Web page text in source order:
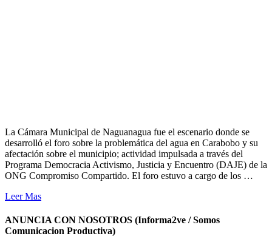
La Cámara Municipal de Naguanagua fue el escenario donde se
desarrolló el foro sobre la problemática del agua en Carabobo y su
afectación sobre el municipio; actividad impulsada a través del
Programa Democracia Activismo, Justicia y Encuentro (DAJE) de la
ONG Compromiso Compartido. El foro estuvo a cargo de los …
Leer Mas
ANUNCIA CON NOSOTROS (Informa2ve / Somos
Comunicacion Productiva)